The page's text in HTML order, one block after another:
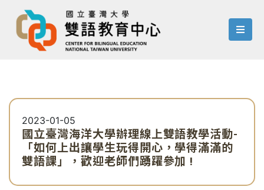
menu
2023-01-05
國立臺灣海洋大學辦理線上雙語教學活動-
「如何上出讓學生玩得開心，學得滿滿的
雙語課」，歡迎老師們踴躍參加 !